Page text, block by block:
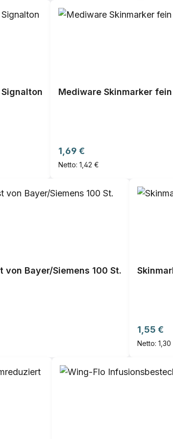
Mediware Skinmarker fein
Regulärer Preis:
1,69 €
Netto: 1,42 €
von Bayer/Siemens 100 St.
1,55 €
Netto: 1,30